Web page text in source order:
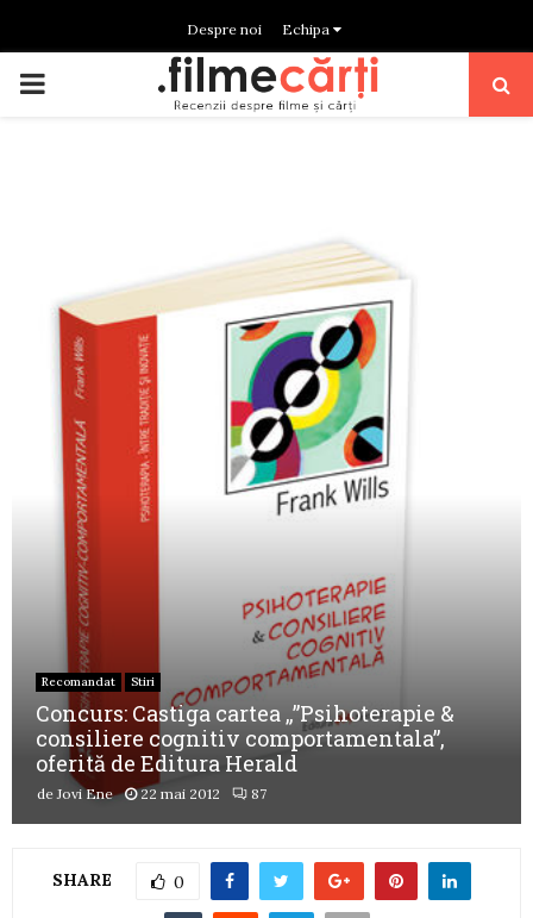
Despre noi Echipa
PRIMARY
Recomandat Stiri
Concurs: Castiga cartea „”Psihoterapie &
consiliere cognitiv comportamentala”,
oferită de Editura Herald
deJovi Ene 22 mai 2012 87
SHARE 0